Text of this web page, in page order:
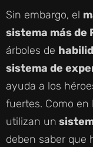
Sin embargo, el
sistema más de
árboles de
sistema de
ayuda a los
fuertes. Como en
utilizan un
deben saber que